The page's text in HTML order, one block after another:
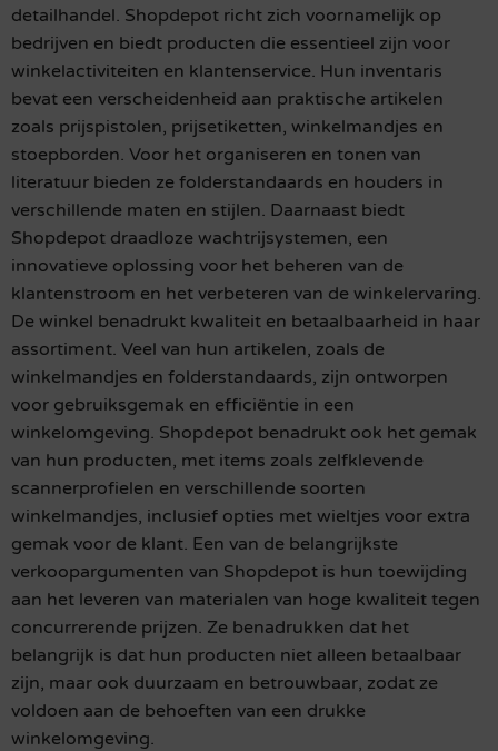
detailhandel. Shopdepot richt zich voornamelijk op
bedrijven en biedt producten die essentieel zijn voor
winkelactiviteiten en klantenservice. Hun inventaris
bevat een verscheidenheid aan praktische artikelen
zoals prijspistolen, prijsetiketten, winkelmandjes en
stoepborden. Voor het organiseren en tonen van
literatuur bieden ze folderstandaards en houders in
verschillende maten en stijlen. Daarnaast biedt
Shopdepot draadloze wachtrijsystemen, een
innovatieve oplossing voor het beheren van de
klantenstroom en het verbeteren van de winkelervaring.
De winkel benadrukt kwaliteit en betaalbaarheid in haar
assortiment. Veel van hun artikelen, zoals de
winkelmandjes en folderstandaards, zijn ontworpen
voor gebruiksgemak en efficiëntie in een
winkelomgeving. Shopdepot benadrukt ook het gemak
van hun producten, met items zoals zelfklevende
scannerprofielen en verschillende soorten
winkelmandjes, inclusief opties met wieltjes voor extra
gemak voor de klant. Een van de belangrijkste
verkoopargumenten van Shopdepot is hun toewijding
aan het leveren van materialen van hoge kwaliteit tegen
concurrerende prijzen. Ze benadrukken dat het
belangrijk is dat hun producten niet alleen betaalbaar
zijn, maar ook duurzaam en betrouwbaar, zodat ze
voldoen aan de behoeften van een drukke
winkelomgeving.